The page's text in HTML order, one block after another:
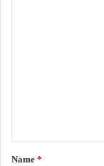
*
Name *